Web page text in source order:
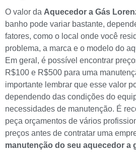
O valor da Aquecedor a Gás
banho pode variar bastante,
fatores, como o local onde você
problema, a marca e o modelo do
Em geral, é possível encontrar
R$100 e R$500 para uma
importante lembrar que esse valor
dependendo das condições do
necessidades de manutenção. É
peça orçamentos de vários
preços antes de contratar uma
manutenção do seu aquecedor a